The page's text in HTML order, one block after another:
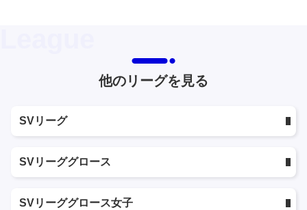
他のリーグを見る
SVリーグ
SVリーググロース
SVリーググロース女子